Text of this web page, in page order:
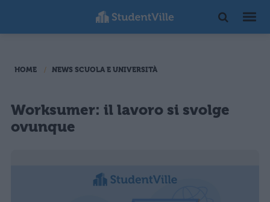
HOME NEWS SCUOLA E UNIVERSITÀ
Worksumer: il lavoro si svolge
ovunque